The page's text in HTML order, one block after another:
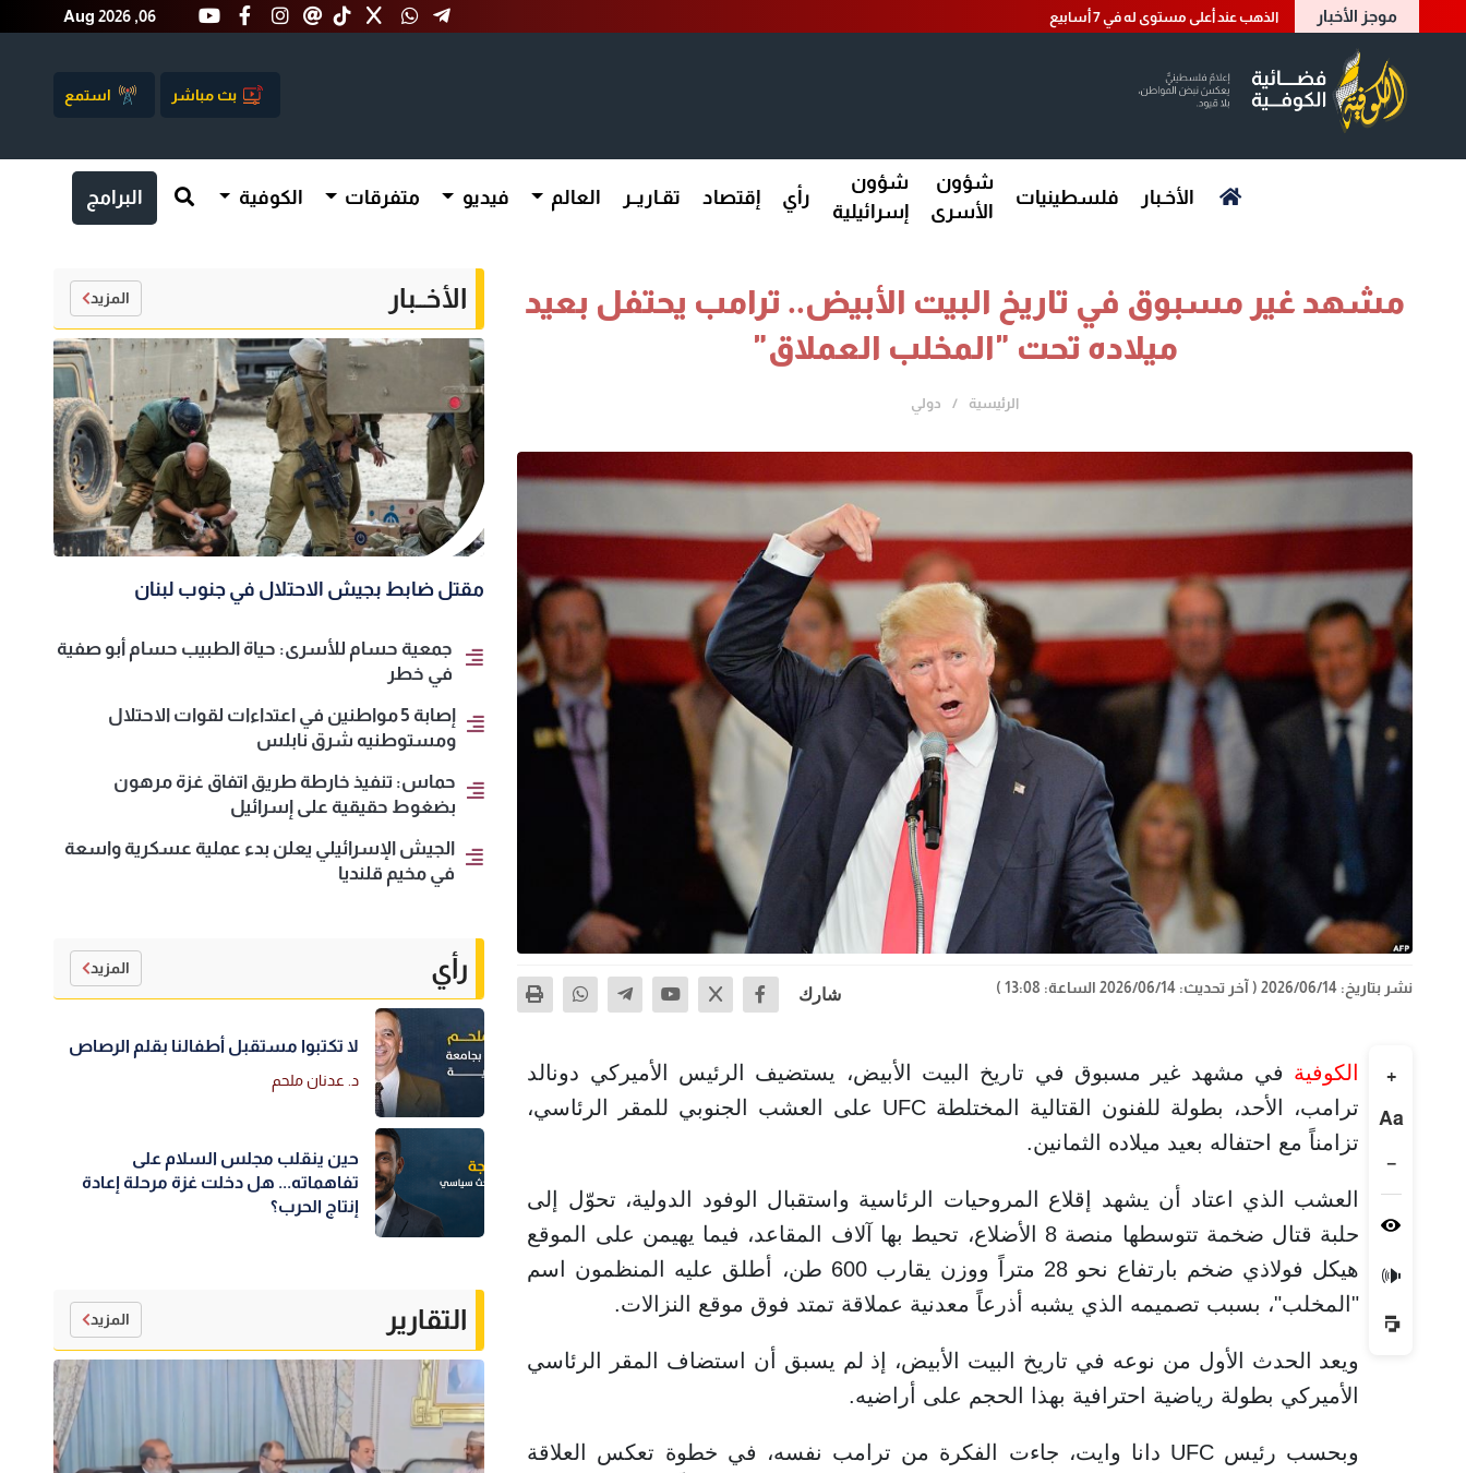
موجز الأخبار الذهب عند أعلى مستوى له في 7 أسابيع Aug 2026 ,06
بث مباشر استمع
الأخـبار فلسطينيات
شؤون
الأسرى
شؤون
إسرائيلية
رأي إقتصاد تقـاريــر العالم فيديو متفرقات الكوفية البرامج
مشهد غير مسبوق في تاريخ البيت الأبيض.. ترامب يحتفل بعيد
ميلاده تحت "المخلب العملاق"
الرئيسية دولي
نشر بتاريخ: 2026/06/14 ( آخر تحديث: 2026/06/14 الساعة: 13:08 ) شارك
+
Aa
−
🔊
الكوفية في مشهد غير مسبوق في تاريخ البيت الأبيض، يستضيف الرئيس الأميركي دونالد
ترامب، الأحد، بطولة للفنون القتالية المختلطة UFC على العشب الجنوبي للمقر الرئاسي،
تزامناً مع احتفاله بعيد ميلاده الثمانين.
العشب الذي اعتاد أن يشهد إقلاع المروحيات الرئاسية واستقبال الوفود الدولية، تحوّل إلى
حلبة قتال ضخمة تتوسطها منصة 8 الأضلاع، تحيط بها آلاف المقاعد، فيما يهيمن على الموقع
هيكل فولاذي ضخم بارتفاع نحو 28 متراً ووزن يقارب 600 طن، أطلق عليه المنظمون اسم
"المخلب"، بسبب تصميمه الذي يشبه أذرعاً معدنية عملاقة تمتد فوق موقع النزالات.
ويعد الحدث الأول من نوعه في تاريخ البيت الأبيض، إذ لم يسبق أن استضاف المقر الرئاسي
الأميركي بطولة رياضية احترافية بهذا الحجم على أراضيه.
وبحسب رئيس UFC دانا وايت، جاءت الفكرة من ترامب نفسه، في خطوة تعكس العلاقة
الأخــبار المزيد
مقتل ضابط بجيش الاحتلال في جنوب لبنان
جمعية حسام للأسرى: حياة الطبيب حسام أبو صفية
في خطر
إصابة 5 مواطنين في اعتداءات لقوات الاحتلال
ومستوطنيه شرق نابلس
حماس: تنفيذ خارطة طريق اتفاق غزة مرهون
بضغوط حقيقية على إسرائيل
الجيش الإسرائيلي يعلن بدء عملية عسكرية واسعة
في مخيم قلنديا
رأي المزيد
لا تكتبوا مستقبل أطفالنا بقلم الرصاص
د. عدنان ملحم
حين ينقلب مجلس السلام على
تفاهماته... هل دخلت غزة مرحلة إعادة
إنتاج الحرب؟
التقارير المزيد